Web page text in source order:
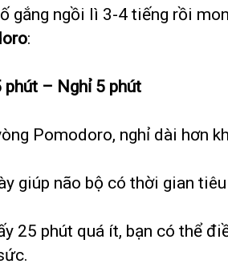
gắng ngồi lì 3-4 tiếng rồi
:
phút – Nghỉ 5 phút
Pomodoro, nghỉ dài hơn
giúp não bộ có thời gian
25 phút quá ít, bạn có thể